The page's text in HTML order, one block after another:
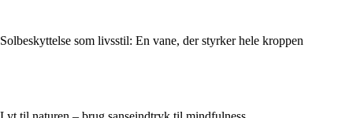
Solbeskyttelse som livsstil: En vane, der styrker hele kroppen